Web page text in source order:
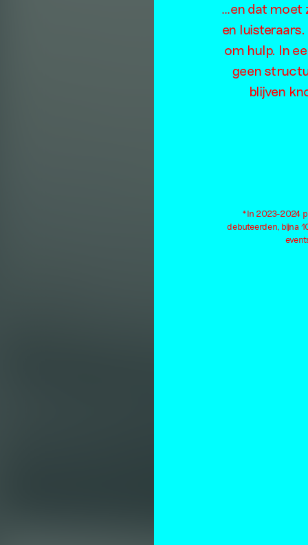
…en dat moet
en
om hulp. In
geen
blijven
*In 2023-2024
debuteerden, bijna